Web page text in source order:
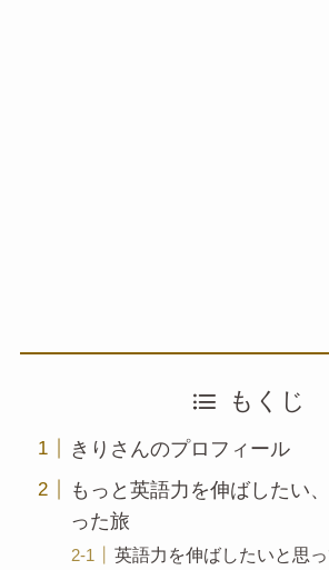
もくじ
きりさんのプロフィール
もっと英語力を伸ばしたい
った旅
英語力を伸ばしたいと思